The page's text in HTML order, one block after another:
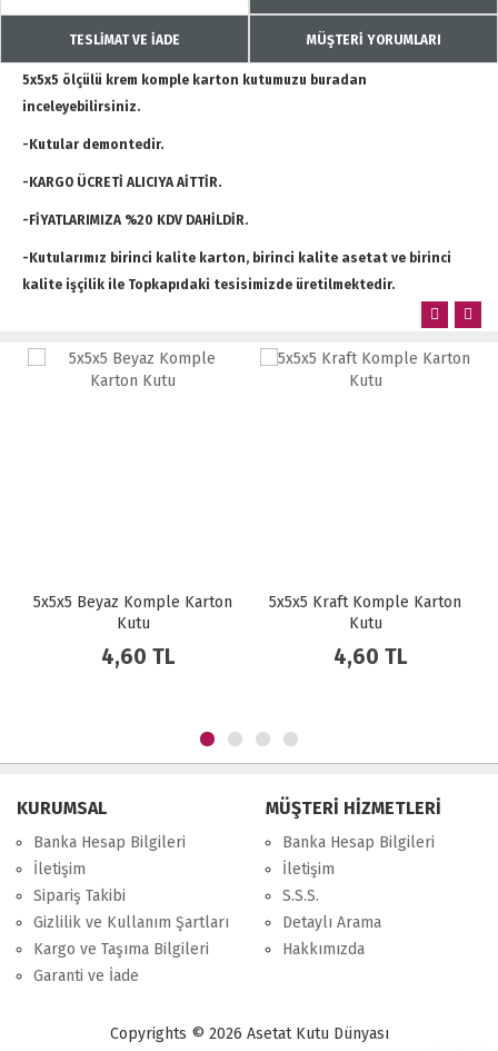
TESLİMAT VE İADE MÜŞTERİ YORUMLARI
5x5x5 ölçülü krem komple karton kutumuzu buradan
inceleyebilirsiniz.
-Kutular demontedir.
-KARGO ÜCRETİ ALICIYA AİTTİR.
-FİYATLARIMIZA %20 KDV DAHİLDİR.
-Kutularımız birinci kalite karton, birinci kalite asetat ve birinci
kalite işçilik ile Topkapıdaki tesisimizde üretilmektedir.
Komple Karton
5x5x5 Kraft Komple Karton
5x5x5
KURUMSAL
Banka Hesap Bilgileri
İletişim
Sipariş Takibi
Gizlilik ve Kullanım Şartları
Kargo ve Taşıma Bilgileri
Garanti ve İade
MÜŞTERİ HİZMETLERİ
Banka Hesap Bilgileri
İletişim
S.S.S.
Detaylı Arama
Hakkımızda
Copyrights © 2026 Asetat Kutu Dünyası